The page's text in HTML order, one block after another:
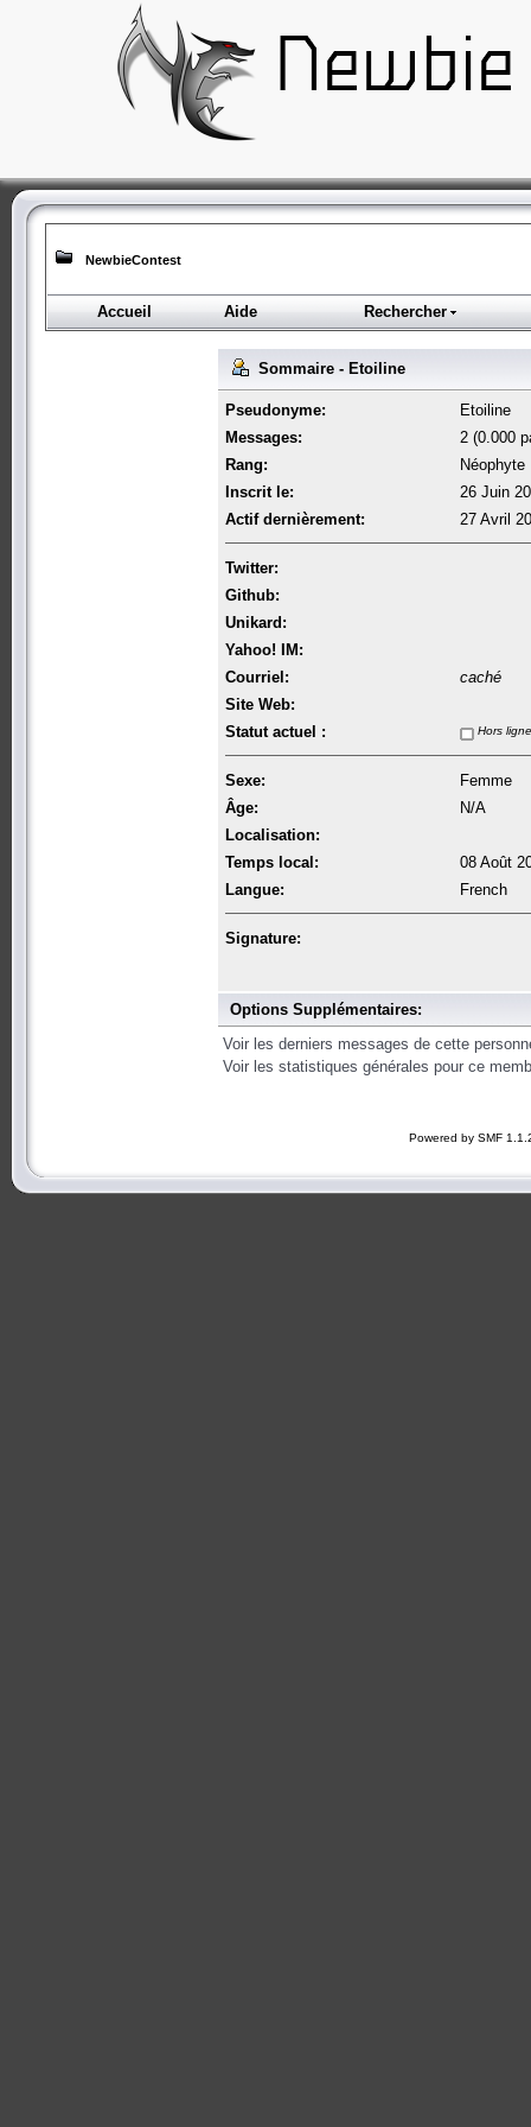
NewbieContest
Accueil Aide Rechercher
Sommaire - Etoiline
Pseudonyme:
Etoiline
Messages:
2 (0.000
Rang:
Néophyte
Inscrit le:
26 Juin
Actif dernièrement:
27 Avril
Twitter:
Github:
Unikard:
Yahoo! IM:
Courriel:
caché
Site Web:
Statut actuel :
Hors ligne
Sexe:
Femme
Âge:
N/A
Localisation:
Temps local:
08 Août
Langue:
French
Signature:
Options Supplémentaires:
Voir les derniers messages de cette
Voir les statistiques générales pour ce
Powered by SMF